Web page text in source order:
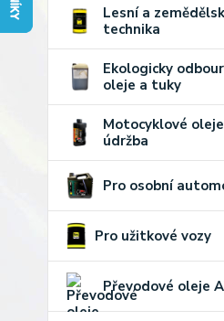
Lesní a
technika
Ekologicky
oleje a tuky
Motocyklové
údržba
Pro osobní
Pro užitkové vozy
Převodové oleje